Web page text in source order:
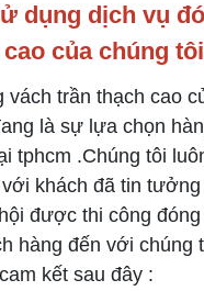
dụng dịch vụ
của chúng
vách trần thạch cao
là sự lựa chọn
tphcm .Chúng tôi
khách đã tin
được thi công
hàng đến với chúng
kết sau đây :